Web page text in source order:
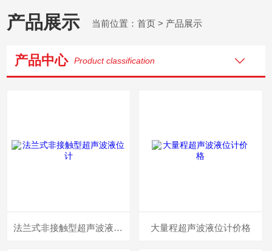
产品展示 当前位置：首页 > 产品展示
产品中心 Product classification
法兰式非接触型超声波液位计 大量程超声波液位计价格